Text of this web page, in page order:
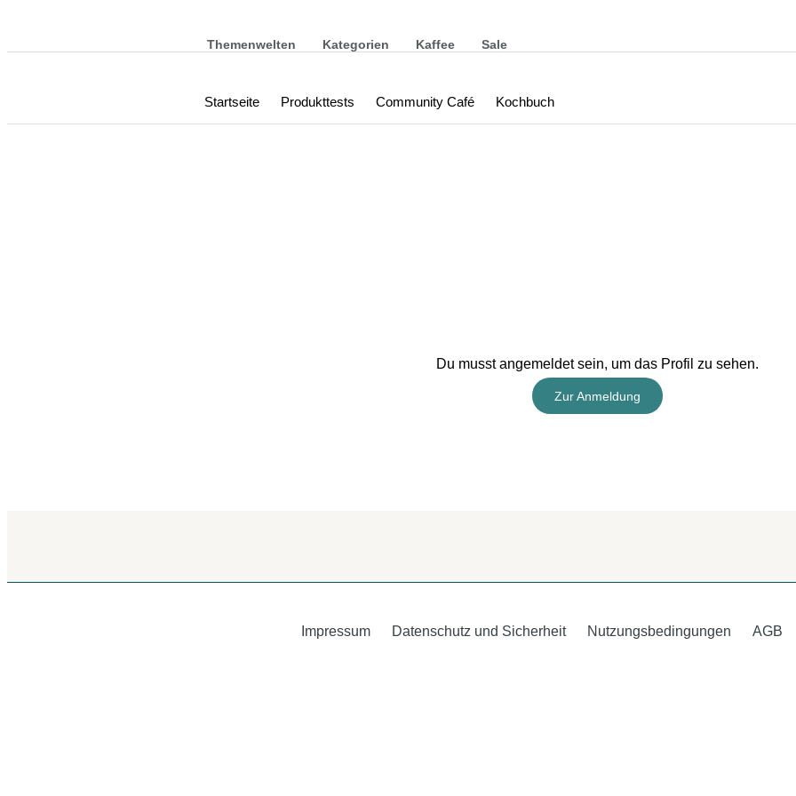
Themenwelten Kategorien Kaffee Sale
Startseite Produkttests Community Café Kochbuch
Du musst angemeldet sein, um das Profil zu sehen.
Zur Anmeldung
Impressum Datenschutz und Sicherheit Nutzungsbedingungen AGB